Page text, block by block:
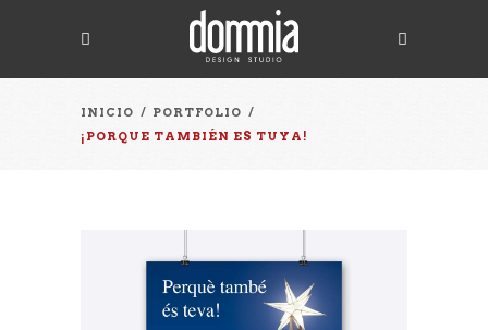
INICIO / PORTFOLIO /
¡PORQUE TAMBIÉN ES TUYA!